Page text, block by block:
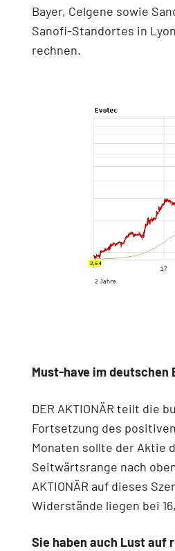
Bayer, Celgene sowie
Sanofi-Standortes in
rechnen.
Must-have im
DER AKTIONÄR teilt die
Fortsetzung des
Monaten sollte der Aktie
Seitwärtsrange nach
AKTIONÄR auf dieses
Widerstände liegen bei
Sie haben auch Lust auf